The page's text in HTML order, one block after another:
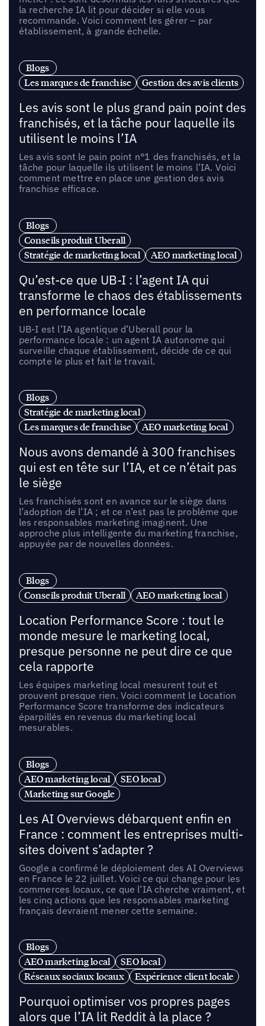
la recherche IA lit pour décider si elle vous
recommande. Voici comment les gérer – par
établissement, à grande échelle.
Blogs
Les marques de franchise
Gestion des avis clients
Les avis sont le plus grand pain point des
franchisés, et la tâche pour laquelle ils
utilisent le moins l’IA
Les avis sont le pain point n°1 des franchisés, et la
tâche pour laquelle ils utilisent le moins l’IA. Voici
comment mettre en place une gestion des avis
franchise efficace.
Blogs
Conseils produit Uberall
Stratégie de marketing local
AEO marketing local
Qu’est-ce que UB-I : l’agent IA qui
transforme le chaos des établissements
en performance locale
UB-I est l’IA agentique d’Uberall pour la
performance locale : un agent IA autonome qui
surveille chaque établissement, décide de ce qui
compte le plus et fait le travail.
Blogs
Stratégie de marketing local
Les marques de franchise
AEO marketing local
Nous avons demandé à 300 franchises
qui est en tête sur l’IA, et ce n’était pas
le siège
Les franchisés sont en avance sur le siège dans
l’adoption de l’IA ; et ce n’est pas le problème que
les responsables marketing imaginent. Une
approche plus intelligente du marketing franchise,
appuyée par de nouvelles données.
Blogs
Conseils produit Uberall
AEO marketing local
Location Performance Score : tout le
monde mesure le marketing local,
presque personne ne peut dire ce que
cela rapporte
Les équipes marketing local mesurent tout et
prouvent presque rien. Voici comment le Location
Performance Score transforme des indicateurs
éparpillés en revenus du marketing local
mesurables.
Blogs
AEO marketing local
SEO local
Marketing sur Google
Les AI Overviews débarquent enfin en
France : comment les entreprises multi-
sites doivent s’adapter ?
Google a confirmé le déploiement des AI Overviews
en France le 22 juillet. Voici ce qui change pour les
commerces locaux, ce que l’IA cherche vraiment, et
les cinq actions que les responsables marketing
français devraient mener cette semaine.
Blogs
AEO marketing local
SEO local
Réseaux sociaux locaux
Expérience client locale
Pourquoi optimiser vos propres pages
alors que l’IA lit Reddit à la place ?